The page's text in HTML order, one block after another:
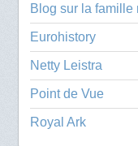
Blog sur la famille
Eurohistory
Netty Leistra
Point de Vue
Royal Ark